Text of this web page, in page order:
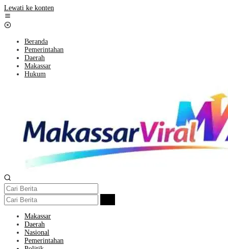
Lewati ke konten
Beranda
Pemerintahan
Daerah
Makassar
Hukum
Makassar
Daerah
Nasional
Pemerintahan